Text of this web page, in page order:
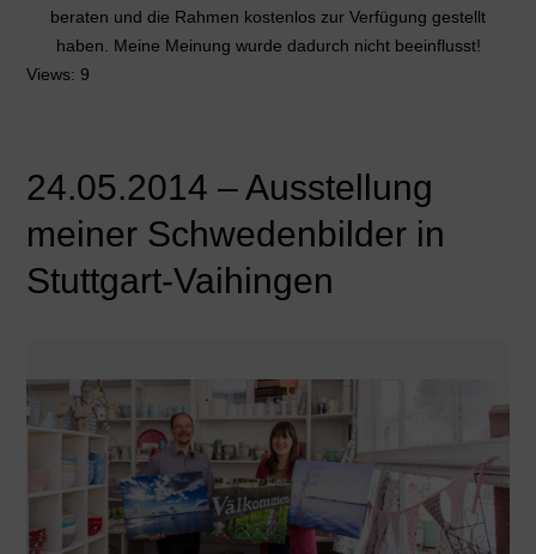
beraten und die Rahmen kostenlos zur Verfügung gestellt
haben. Meine Meinung wurde dadurch nicht beeinflusst!
Views: 9
24.05.2014 – Ausstellung
meiner Schwedenbilder in
Stuttgart-Vaihingen